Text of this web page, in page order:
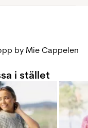
by Mie Cappelen
i stället